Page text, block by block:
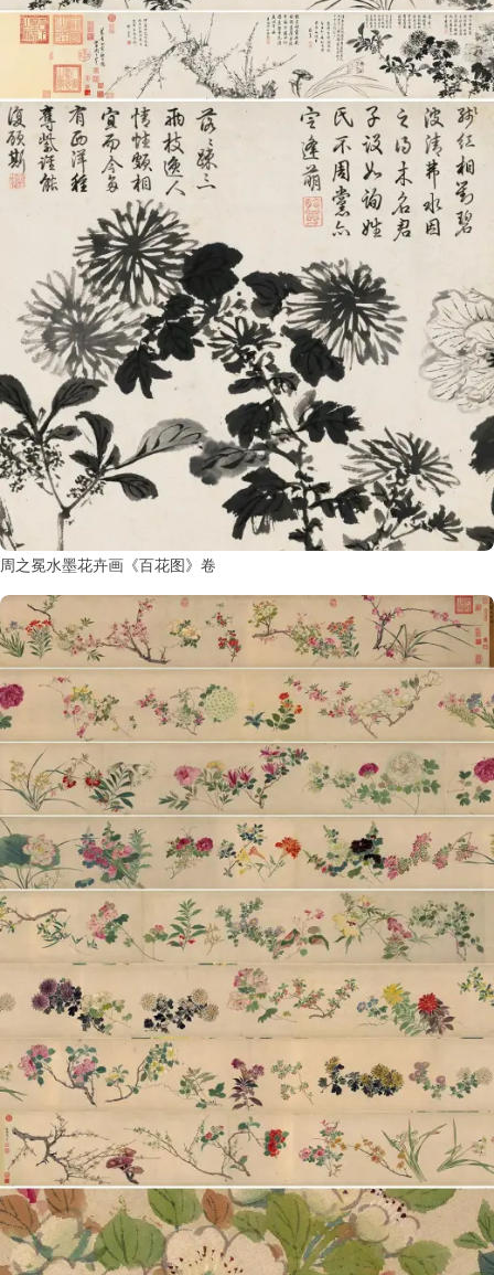
周之冕水墨花卉画《百花图》卷
珐
琅
玛
瑙
织
古
籍
善
本
Ancient
Works
经
部
集
部
工
具
查
询
Tool
Query
书
字
典
查
字